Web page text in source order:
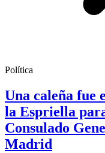
Política
Una caleña fue
la Espriella
Consulado
Madrid